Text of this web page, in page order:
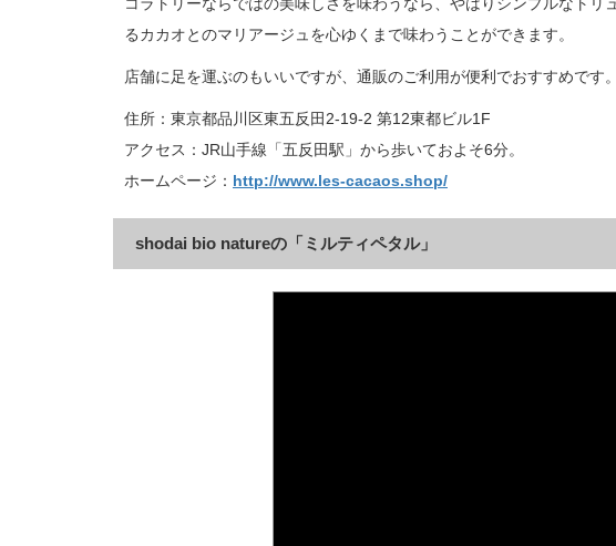
るカカオとのマリアージュを心ゆくまで味わうことができます。
店舗に足を運ぶのもいいですが、通販のご利用が便利でおすすめです。
住所：東京都品川区東五反田2‐19‐2 第12東都ビル1F
アクセス：JR山手線「五反田駅」から歩いておよそ6分。
ホームページ： http://www.les-cacaos.shop/
shodai bio natureの「ミルティペタル」